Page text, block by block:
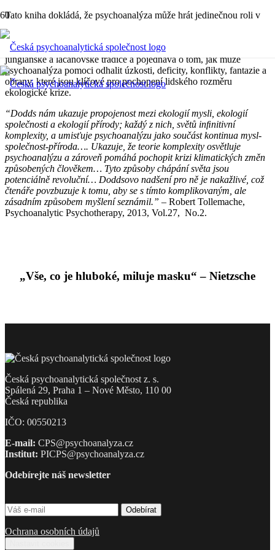
Tato kniha dokládá, že psychoanalýza může hrát jedinečnou roli v
našeho duševního a sociálního života. Kniha se zabývá příspěvky z
freudovské, kleinovské, objektní psychologie, self-psychologie,
jungiánské a lacanovské tradice a pojednává o tom, jak může
psychoanalýza pomoci odhalit úzkosti, deficity, konflikty, fantazie a
obrany, které jsou klíčové pro pochopení lidského rozměru
ekologické krize.
“Dodds nám ukazuje propojenost mezi ekologií mysli, ekologií
společnosti a ekologií přírody; každý z nich, světů inﬁnitivní
komplexity, a umisťuje psychoanalýzu jako součást kontinua mysl-
společnost-příroda…. Ukazuje, že teorie komplexity osvětluje
psychoanalýzu a zároveň pomáhá pochopit krizi klimatických změn
způsobených člověkem… Tyto způsoby chápání světa jsou
potenciálně revoluční… Doddsovo nadšení pro ně je nakažlivé, což
čtenáře povzbuzuje k tomu, aby se s tímto komplikovaným, ale
zásadním způsobem myšlení seznámil.” – Robert Tollemache,
Psychoanalytic Psychotherapy, 2013, Vol.27, No.2.
„Vše, co je hluboké, miluje masku“ – Nietzsche
Česká psychoanalytická společnost z. s.
Spálená 29, Praha 1 – Nové Město, 110 00
Česká republika
IČO: 00550213
E-mail: CPS@psychoanalyza.cz
Institut: PICPS@psychoanalyza.cz
Odebírejte náš newsletter
Ochrana osobních údajů